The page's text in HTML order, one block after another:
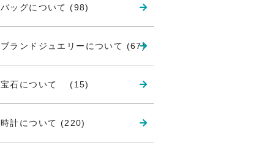
バッグについて (98)
ブランドジュエリーについて (67)
宝石について (15)
時計について (220)